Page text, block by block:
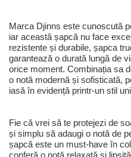
Marca Djinns este cunoscută
iar această șapcă nu face
rezistente și durabile, șapca
garantează o durată lungă de
orice moment. Combinația sa
o notă modernă și sofisticată,
iasă în evidență printr-un stil
Fie că vrei să te protejezi de
și simplu să adaugi o notă de
șapcă este un must-have în